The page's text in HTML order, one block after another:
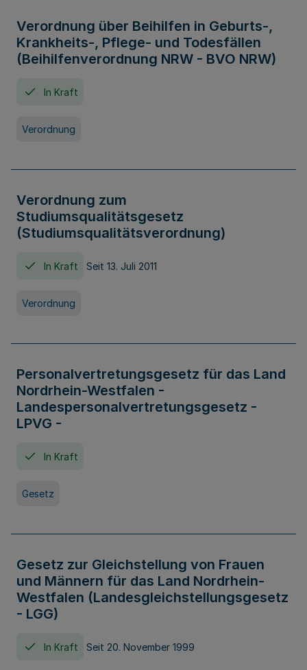
Verordnung über Beihilfen in Geburts-,
Krankheits-, Pflege- und Todesfällen
(Beihilfenverordnung NRW - BVO NRW)
In Kraft
Verordnung
Verordnung zum
Studiumsqualitätsgesetz
(Studiumsqualitätsverordnung)
In Kraft Seit 13. Juli 2011
Verordnung
Personalvertretungsgesetz für das Land
Nordrhein-Westfalen -
Landespersonalvertretungsgesetz -
LPVG -
In Kraft
Gesetz
Gesetz zur Gleichstellung von Frauen
und Männern für das Land Nordrhein-
Westfalen (Landesgleichstellungsgesetz
- LGG)
In Kraft Seit 20. November 1999